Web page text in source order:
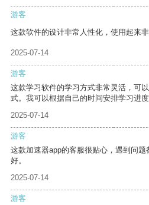
游客
这款软件的设计非常人性化，使用起来非
2025-07-14
游客
这款学习软件的学习方式非常灵活，可
式。我可以根据自己的时间安排学习进度
2025-07-14
游客
这款加速器app的客服很贴心，遇到问
好。
2025-07-14
游客